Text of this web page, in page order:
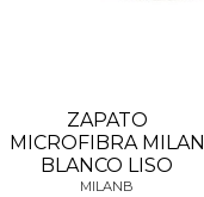
ZAPATO
MICROFIBRA MILAN
BLANCO LISO
MILANB